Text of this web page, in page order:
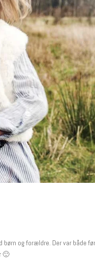
børn og forældre. Der var både
🙂